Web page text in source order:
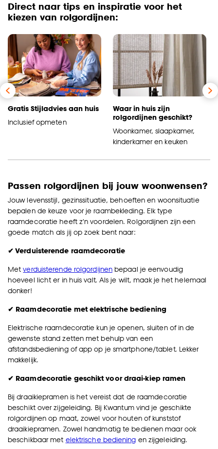
Direct naar tips en inspiratie voor het
kiezen van rolgordijnen:
Gratis Stijladvies aan huis
Inclusief opmeten
Waar in huis zijn
rolgordijnen geschikt?
Woonkamer, slaapkamer,
kinderkamer en keuken
Passen rolgordijnen bij jouw woonwensen?
Jouw levensstijl, gezinssituatie, behoeften en woonsituatie
bepalen de keuze voor je raambekleding. Elk type
raamdecoratie heeft z'n voordelen. Rolgordijnen zijn een
goede match als jij op zoek bent naar:
✔ Verduisterende raamdecoratie
Metverduisterende rolgordijnenbepaal je eenvoudig
hoeveel licht er in huis valt. Als je wilt, maak je het helemaal
donker!
✔ Raamdecoratie met elektrische bediening
Elektrische raamdecoratie kun je openen, sluiten of in de
gewenste stand zetten met behulp van een
afstandsbediening of app op je smartphone/tablet. Lekker
makkelijk.
✔ Raamdecoratie geschikt voor draai-kiep ramen
Bij draaikiepramen is het vereist dat de raamdecoratie
beschikt over zijgeleiding. Bij Kwantum vind je geschikte
rolgordijnen op maat, zowel voor houten of kunststof
draaikiepramen. Zowel handmatig te bedienen maar ook
beschikbaar met elektrische bediening en zijgeleiding.